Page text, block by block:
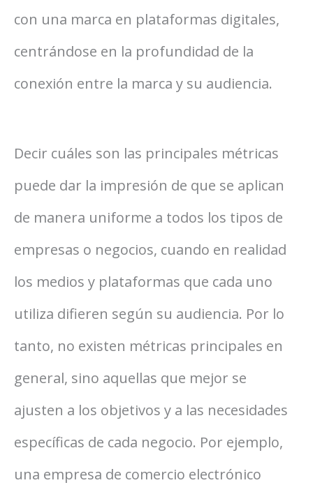
con una marca en plataformas digitales,
centrándose en la profundidad de la
conexión entre la marca y su audiencia.
Decir cuáles son las principales métricas
puede dar la impresión de que se aplican
de manera uniforme a todos los tipos de
empresas o negocios, cuando en realidad
los medios y plataformas que cada uno
utiliza difieren según su audiencia. Por lo
tanto, no existen métricas principales en
general, sino aquellas que mejor se
ajusten a los objetivos y a las necesidades
específicas de cada negocio. Por ejemplo,
una empresa de comercio electrónico